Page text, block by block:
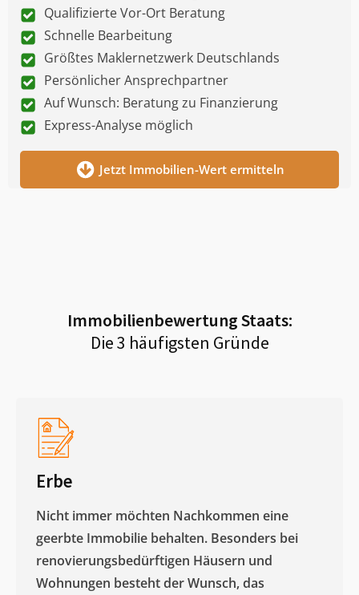
Qualifizierte Vor-Ort Beratung
Schnelle Bearbeitung
Größtes Maklernetzwerk Deutschlands
Persönlicher Ansprechpartner
Auf Wunsch: Beratung zu Finanzierung
Express-Analyse möglich
Jetzt Immobilien-Wert ermitteln
ImmobilienbewertungStaats:
Die 3 häufigsten Gründe
Erbe
Nicht immer möchten Nachkommen eine
geerbte Immobilie behalten. Besonders bei
renovierungsbedürftigen Häusern und
Wohnungen besteht der Wunsch, das